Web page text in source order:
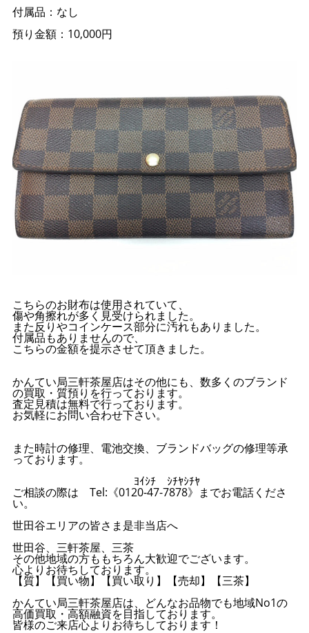
付属品：なし
預り金額：10,000円
こちらのお財布は使用されていて、
傷や角擦れが多く見受けられました。
また反りやコインケース部分に汚れもありました。
付属品もありませんので、
こちらの金額を提示させて頂きました。
かんてい局三軒茶屋店はその他にも、数多くのブランド
の買取・質預りを行っております。
査定見積は無料で行っております。
お気軽にお問い合わせ下さい。
また時計の修理、電池交換、ブランドバッグの修理等承
っております。
ﾖｲｼﾁ ｼﾁﾔｼﾁﾔ
ご相談の際は Tel:《0120-47-7878》までお電話くださ
い。
世田谷エリアの皆さま是非当店へ
世田谷、三軒茶屋、三茶
その他地域の方ももちろん大歓迎でございます。
心よりお待ちしております。
【質】【買い物】【買い取り】【売却】【三茶】
かんてい局三軒茶屋店は、どんなお品物でも地域No1の
高価買取・高額融資を目指しております。
皆様のご来店心よりお待ちしております！